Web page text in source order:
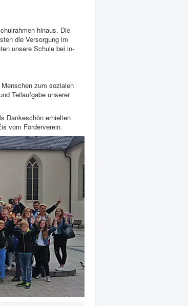
hinaus. Die
die Versorgung im
unsere Schule bei in-
zum sozialen
Teilaufgabe unserer
Dankeschön erhielten
vom Förderverein.